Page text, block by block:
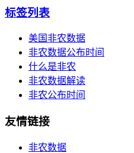
标签列表
美国非农数据
非农数据公布时间
什么是非农
非农数据解读
非农公布时间
友情链接
非农数据